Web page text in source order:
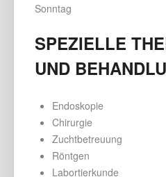
Sonntag
SPEZIELLE
UND
Endoskopie
Chirurgie
Zuchtbetreuung
Röntgen
Labortierkunde